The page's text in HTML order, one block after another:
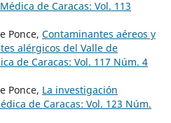
de Caracas: Vol. 113
Ponce, Contaminantes aéreos y
alérgicos del Valle de
de Caracas: Vol. 117 Núm. 4
Ponce, La investigación
de Caracas: Vol. 123 Núm.